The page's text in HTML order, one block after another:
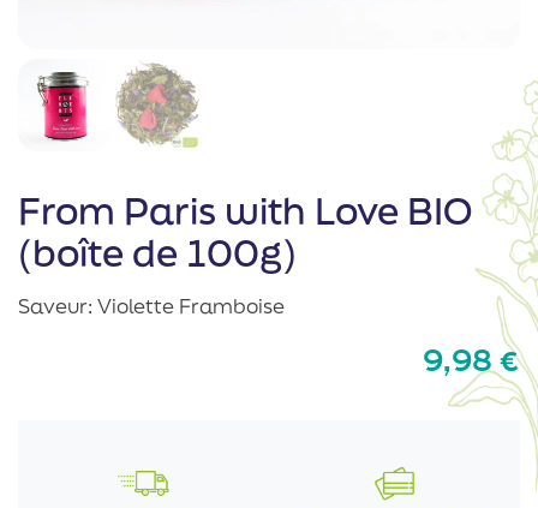
From Paris with Love BIO
(boîte de 100g)
Saveur: Violette Framboise
9,98€